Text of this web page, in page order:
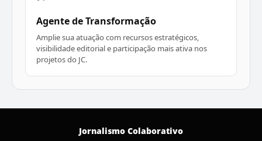
Agente de Transformação
Amplie sua atuação com recursos estratégicos,
visibilidade editorial e participação mais ativa nos
projetos do JC.
Jornalismo Colaborativo